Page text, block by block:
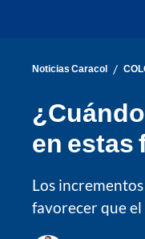
Noticias Caracol /
en estas
Los
favorecer que